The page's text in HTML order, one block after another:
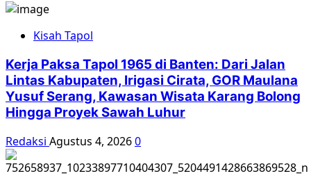
Moscow
Berlin
[2]
Kisah Tapol
Kerja Paksa Tapol 1965 di Banten: Dari Jalan
Lintas Kabupaten, Irigasi Cirata, GOR Maulana
Yusuf Serang, Kawasan Wisata Karang Bolong
Hingga Proyek Sawah Luhur
Redaksi Agustus 4, 20260